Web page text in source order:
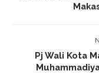
Pj Wali Kota